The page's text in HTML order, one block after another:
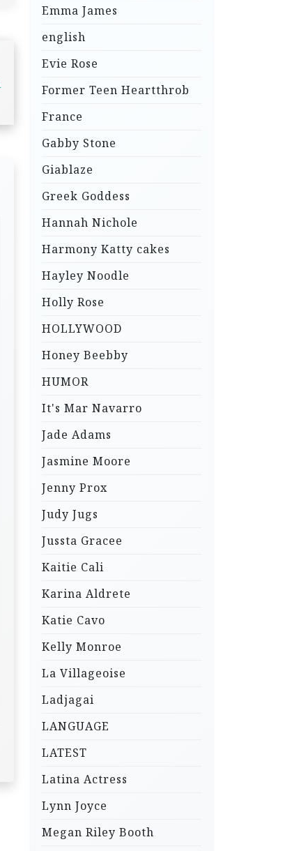
Emma James
english
Evie Rose
Former Teen Heartthrob
France
Gabby Stone
Giablaze
Greek Goddess
Hannah Nichole
Harmony Katty cakes
Hayley Noodle
Holly Rose
HOLLYWOOD
Honey Beebby
HUMOR
It's Mar Navarro
Jade Adams
Jasmine Moore
Jenny Prox
Judy Jugs
Jussta Gracee
Kaitie Cali
Karina Aldrete
Katie Cavo
Kelly Monroe
La Villageoise
Ladjagai
LANGUAGE
LATEST
Latina Actress
Lynn Joyce
Megan Riley Booth